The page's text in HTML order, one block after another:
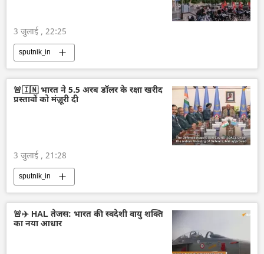
3 जुलाई , 22:25
sputnik_in
🚨🇮🇳 भारत ने 5.5 अरब डॉलर के रक्षा खरीद
प्रस्तावों को मंज़ूरी दी
3 जुलाई , 21:28
sputnik_in
🚨✈️ HAL तेजस: भारत की स्वदेशी वायु शक्ति
का नया आधार